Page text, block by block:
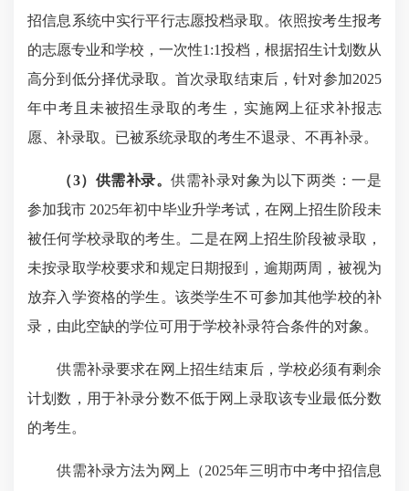
招信息系统中实行平行志愿投档录取。依照按考生报考
的志愿专业和学校，一次性1:1投档，根据招生计划数从
高分到低分择优录取。首次录取结束后，针对参加2025
年中考且未被招生录取的考生，实施网上征求补报志
愿、补录取。已被系统录取的考生不退录、不再补录。
（3）供需补录。供需补录对象为以下两类：一是
参加我市 2025年初中毕业升学考试，在网上招生阶段未
被任何学校录取的考生。二是在网上招生阶段被录取，
未按录取学校要求和规定日期报到，逾期两周，被视为
放弃入学资格的学生。该类学生不可参加其他学校的补
录，由此空缺的学位可用于学校补录符合条件的对象。
供需补录要求在网上招生结束后，学校必须有剩余
计划数，用于补录分数不低于网上录取该专业最低分数
的考生。
供需补录方法为网上（2025年三明市中考中招信息